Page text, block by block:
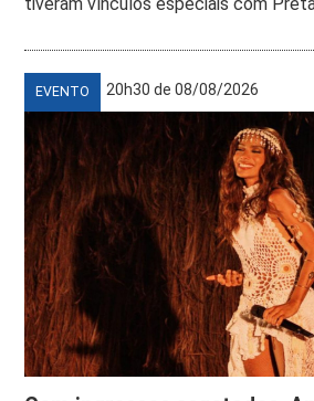
EVENTO 20h30 de 08/08/2026